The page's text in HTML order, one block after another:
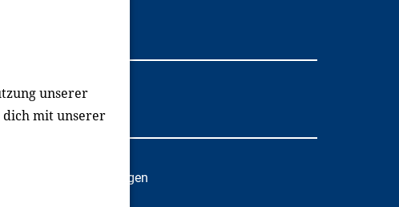
Für soziale Einrichtungen
unserer
dich mit unserer